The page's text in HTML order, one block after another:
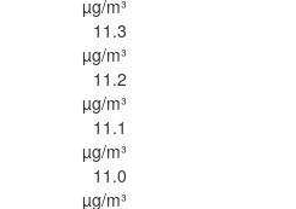
µg/m³
11.3
µg/m³
11.2
µg/m³
11.1
µg/m³
11.0
µg/m³